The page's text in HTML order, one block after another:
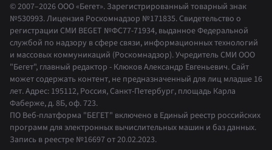
© 2007–2026 ООО «Бегет». Зарегистрированный товарный знак
№530993.Лицензия Роскомнадзор №171835.Свидетельство о
регистрации СМИ BEGET №ФС77-71934, выданное Федеральной
службой по надзору в сфере связи, информационных технологий
и массовых коммуникаций (Роскомнадзор). Учредитель СМИ ООО
"Бегет", главный редактор - Клюков Александр Евгеньевич. Сайт
может содержать контент, не предназначенный для лиц младше 16
лет. Адрес: 195112, Россия, Санкт-Петербург, площадь Карла
Фаберже, д. 8Б, оф. 723.
ПО Веб-платформа "БЕГЕТ" включено в Единый реестр российских
программ для электронных вычислительных машин и баз данных.
Запись в реестре №16697 от 20.02.2023.